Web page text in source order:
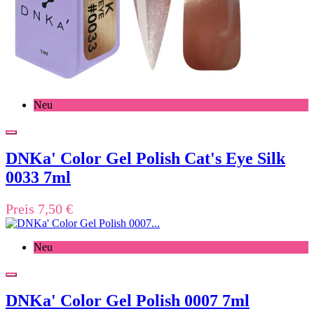
Neu
DNKa' Color Gel Polish Cat's Eye Silk
0033 7ml
Preis 7,50 €
Neu
DNKa' Color Gel Polish 0007 7ml